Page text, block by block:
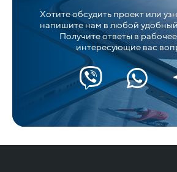
Хотите обсудить проект или
напишите нам в любой
Получите ответы в
интересующие вас